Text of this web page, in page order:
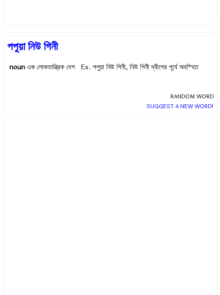
পপুয়া নিউ গিনী
noun এক লোকতান্ত্রিক দেশ Ex.পপুয়া নিউ গিনী, নিউ গিনী দ্বীপের পূর্বে অবস্হিত
RANDOM WORD
SUGGEST A NEW WORD!